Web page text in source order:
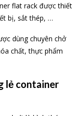
flat rack được thiết
bị, sắt thép, …
dùng chuyên chở
chất, thực phẩm
lẻ container